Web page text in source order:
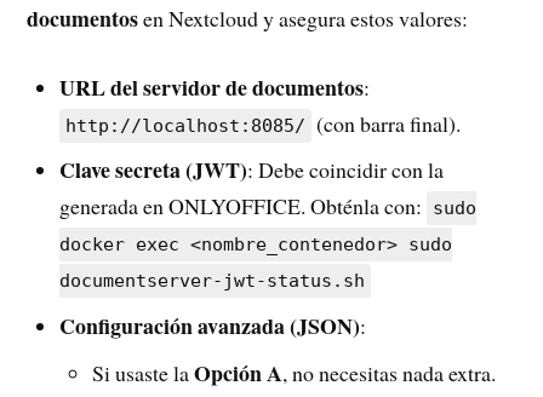
documentosen Nextcloud y asegura estos valores:
URL del servidor de documentos:
http://localhost:8085/ (con barra final).
Clave secreta (JWT): Debe coincidir con la
generada en ONLYOFFICE. Obténla con:
sudo
docker exec <nombre_contenedor> sudo
documentserver-jwt-status.sh
Configuración avanzada (JSON):
Si usaste laOpción A, no necesitas nada extra.